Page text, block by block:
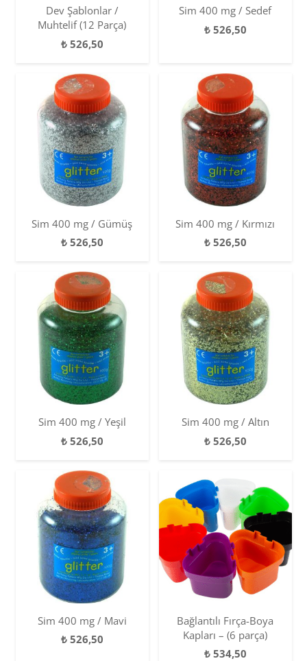
Dev Şablonlar /
Muhtelif (12 Parça)
₺526,50
Sim 400 mg / Sedef
₺526,50
Sim 400 mg / Gümüş
₺526,50
Sim 400 mg / Kırmızı
₺526,50
Sim 400 mg / Yeşil
₺526,50
Sim 400 mg / Altın
₺526,50
Sim 400 mg / Mavi
₺526,50
Bağlantılı Fırça-Boya
Kapları – (6 parça)
₺534,50